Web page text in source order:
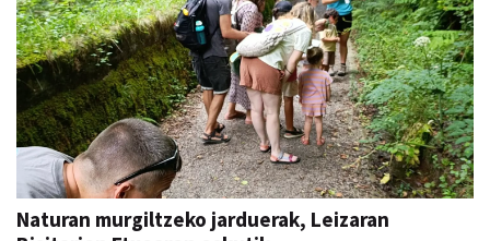
Naturan murgiltzeko jarduerak, Leizaran
Bisitarien Etxearen eskutik
Aiurri abu 05, 08:30 ANDOAIN